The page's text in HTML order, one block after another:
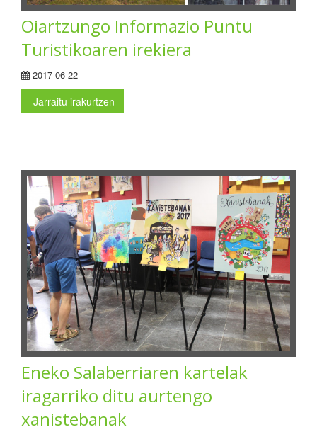
Oiartzungo Informazio Puntu
Turistikoaren irekiera
2017-06-22
Jarraitu irakurtzen
Eneko Salaberriaren kartelak
iragarriko ditu aurtengo
xanistebanak